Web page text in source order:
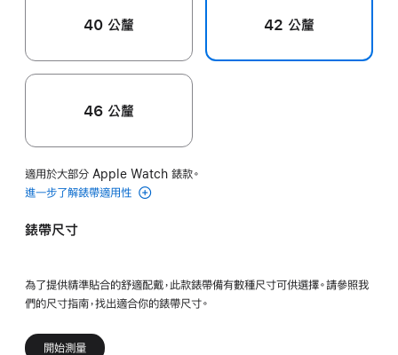
40 公釐 42 公釐
46 公釐
適用於大部分 Apple Watch 錶款。
進一步了解錶帶適用性
錶帶尺寸
為了提供精準貼合的舒適配戴，此款錶帶備有數種尺寸可供選擇。請參照我
們的尺寸指南，找出適合你的錶帶尺寸。
開始測量